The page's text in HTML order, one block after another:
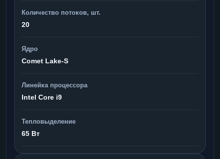
Количество потоков, шт.
20
Ядро
Comet Lake-S
Линейка процессора
Intel Core i9
Тепловыделение
65 Вт